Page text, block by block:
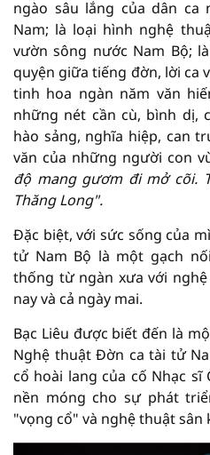
ngào sâu lắng của dân ca
Nam; là loại hình nghệ
vườn sông nước Nam Bộ;
quyện giữa tiếng đờn, lời ca
tinh hoa ngàn năm văn
những nét cần cù, bình dị,
hào sảng, nghĩa hiệp, can
văn của những người con
độ mang gươm đi mở cõi.
Thăng Long".
Đặc biệt, với sức sống của
tử Nam Bộ là một gạch
thống từ ngàn xưa với
nay và cả ngày mai.
Bạc Liêu được biết đến là
Nghệ thuật Đờn ca tài tử
cổ hoài lang của cố Nhạc sĩ
nền móng cho sự phát
"vọng cổ" và nghệ thuật sân